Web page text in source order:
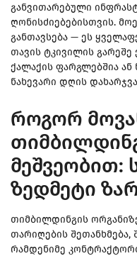
განვითარებული
ღონისძიებებისთვის.
განთავსება — ეს
თავის ტკივილის გარეშე
ქალაქის ფარგლებშია ან
ნახევარი დღის
როგორ
მეშვეობით:
ზედმეტი
თიმბილდინგის
თარიღების შეთანხმება,
რამდენიმე